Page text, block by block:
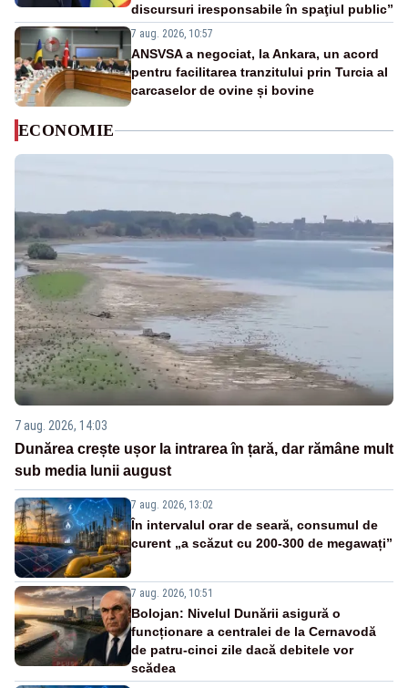
discursuri iresponsabile în spaţiul public”
7 aug. 2026, 10:57
ANSVSA a negociat, la Ankara, un acord
pentru facilitarea tranzitului prin Turcia al
carcaselor de ovine și bovine
ECONOMIE
7 aug. 2026, 14:03
Dunărea crește ușor la intrarea în țară, dar rămâne mult
sub media lunii august
7 aug. 2026, 13:02
În intervalul orar de seară, consumul de
curent „a scăzut cu 200-300 de megawați”
7 aug. 2026, 10:51
Bolojan: Nivelul Dunării asigură o
funcționare a centralei de la Cernavodă
de patru-cinci zile dacă debitele vor
scădea